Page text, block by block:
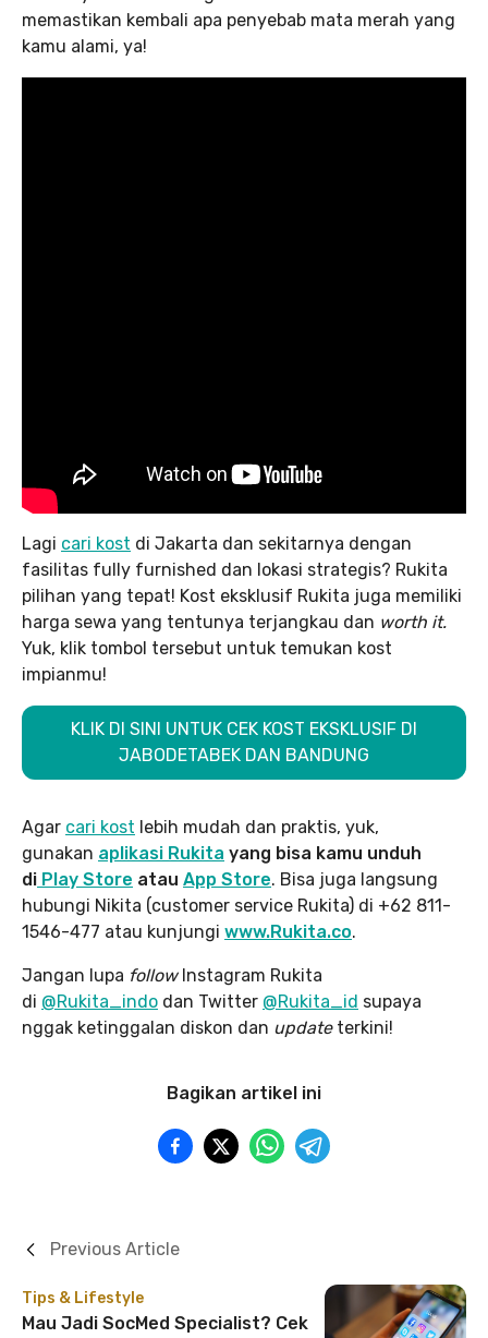
memastikan kembali apa penyebab mata merah yang
kamu alami, ya!
Lagi cari kost di Jakarta dan sekitarnya dengan
fasilitas fully furnished dan lokasi strategis? Rukita
pilihan yang tepat! Kost eksklusif Rukita juga memiliki
harga sewa yang tentunya terjangkau dan worth it.
Yuk, klik tombol tersebut untuk temukan kost
impianmu!
KLIK DI SINI UNTUK CEK KOST EKSKLUSIF DI
JABODETABEK DAN BANDUNG
Agar cari kost lebih mudah dan praktis, yuk,
gunakan aplikasi Rukita yang bisa kamu unduh
di Play Store atau App Store. Bisa juga langsung
hubungi Nikita (customer service Rukita) di +62 811-
1546-477 atau kunjungi www.Rukita.co.
Jangan lupa followInstagram Rukita
di @Rukita_indo dan Twitter @Rukita_id supaya
nggak ketinggalan diskon dan update terkini!
Bagikan artikel ini
Tips & Lifestyle
Mau Jadi SocMed Specialist? Cek
Previous Article